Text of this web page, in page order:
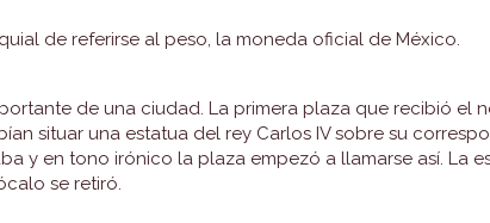
de referirse al peso, la moneda oficial de México.
de una ciudad. La primera plaza que recibió el
situar una estatua del rey Carlos IV sobre su
y en tono irónico la plaza empezó a llamarse así. La
se retiró.